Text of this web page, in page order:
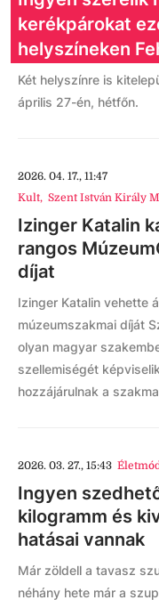
kerékpárokat
helyszíneken
Két helyszínre is
április 27-én, hétfőn.
2026. 04. 17., 11:47
Kult, Szent István Király
Izinger Katalin
rangos
díjat
Izinger Katalin vehette
múzeumszakmai díját
olyan magyar
szellemiségét
hozzájárulnak a
2026. 03. 27., 15:43
Ingyen
kilogramm és
hatásai vannak
Már zöldell a tavasz
néhány hete már a